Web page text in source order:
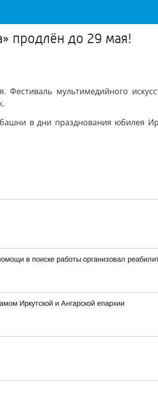
продлён до 29 мая!
мультимедийного
в дни празднования юбилея
в поиске работы организовал
Иркутской и Ангарской епархии